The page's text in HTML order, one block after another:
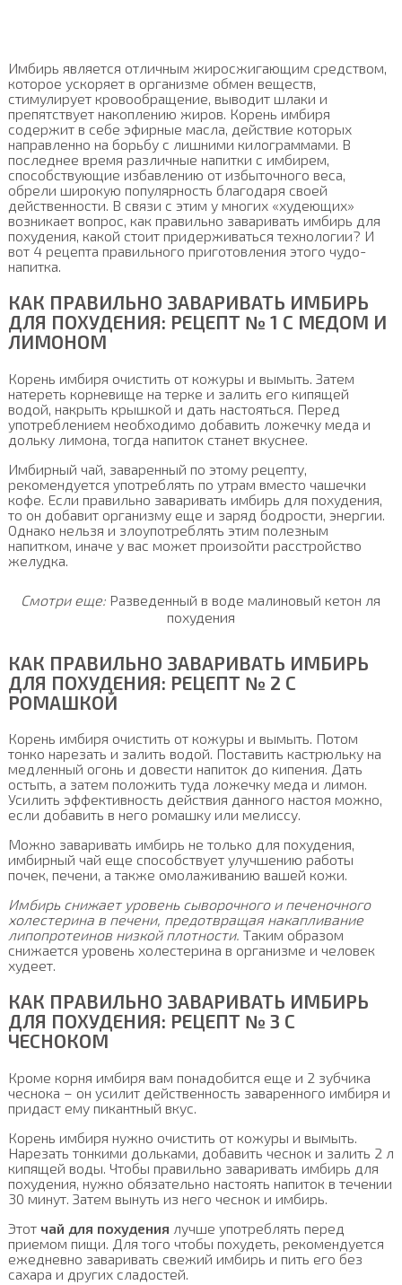
Имбирь является отличным жиросжигающим средством,
которое ускоряет в организме обмен веществ,
стимулирует кровообращение, выводит шлаки и
препятствует накоплению жиров. Корень имбиря
содержит в себе эфирные масла, действие которых
направленно на борьбу с лишними килограммами. В
последнее время различные напитки с имбирем,
способствующие избавлению от избыточного веса,
обрели широкую популярность благодаря своей
действенности. В связи с этим у многих «худеющих»
возникает вопрос, как правильно заваривать имбирь для
похудения, какой стоит придерживаться технологии? И
вот 4 рецепта правильного приготовления этого чудо-
напитка.
КАК ПРАВИЛЬНО ЗАВАРИВАТЬ ИМБИРЬ
ДЛЯ ПОХУДЕНИЯ: РЕЦЕПТ № 1 С МЕДОМ И
ЛИМОНОМ
Корень имбиря очистить от кожуры и вымыть. Затем
натереть корневище на терке и залить его кипящей
водой, накрыть крышкой и дать настояться. Перед
употреблением необходимо добавить ложечку меда и
дольку лимона, тогда напиток станет вкуснее.
Имбирный чай, заваренный по этому рецепту,
рекомендуется употреблять по утрам вместо чашечки
кофе. Если правильно заваривать имбирь для похудения,
то он добавит организму еще и заряд бодрости, энергии.
Однако нельзя и злоупотреблять этим полезным
напитком, иначе у вас может произойти расстройство
желудка.
Смотри еще: Разведенный в воде малиновый кетон ля
похудения
КАК ПРАВИЛЬНО ЗАВАРИВАТЬ ИМБИРЬ
ДЛЯ ПОХУДЕНИЯ: РЕЦЕПТ № 2 С
РОМАШКОЙ
Корень имбиря очистить от кожуры и вымыть. Потом
тонко нарезать и залить водой. Поставить кастрюльку на
медленный огонь и довести напиток до кипения. Дать
остыть, а затем положить туда ложечку меда и лимон.
Усилить эффективность действия данного настоя можно,
если добавить в него ромашку или мелиссу.
Можно заваривать имбирь не только для похудения,
имбирный чай еще способствует улучшению работы
почек, печени, а также омолаживанию вашей кожи.
Имбирь снижает уровень сыворочного и печеночного
холестерина в печени, предотвращая накапливание
липопротеинов низкой плотности. Таким образом
снижается уровень холестерина в организме и человек
худеет.
КАК ПРАВИЛЬНО ЗАВАРИВАТЬ ИМБИРЬ
ДЛЯ ПОХУДЕНИЯ: РЕЦЕПТ № 3 С
ЧЕСНОКОМ
Кроме корня имбиря вам понадобится еще и 2 зубчика
чеснока – он усилит действенность заваренного имбиря и
придаст ему пикантный вкус.
Корень имбиря нужно очистить от кожуры и вымыть.
Нарезать тонкими дольками, добавить чеснок и залить 2 л
кипящей воды. Чтобы правильно заваривать имбирь для
похудения, нужно обязательно настоять напиток в течении
30 минут. Затем вынуть из него чеснок и имбирь.
Этот чай для похудения лучше употреблять перед
приемом пищи. Для того чтобы похудеть, рекомендуется
ежедневно заваривать свежий имбирь и пить его без
сахара и других сладостей.